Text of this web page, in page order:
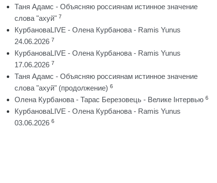
Таня Адамс - Объясняю россиянам истинное значение
слова "ахуй" 7
КурбановаLIVE - Олена Курбанова - Ramis Yunus
24.06.2026 7
КурбановаLIVE - Олена Курбанова - Ramis Yunus
17.06.2026 7
Таня Адамс - Объясняю россиянам истинное значение
слова "ахуй" (продолжение) 6
Олена Курбанова - Тарас Березовець - Велике Інтервью 6
КурбановаLIVE - Олена Курбанова - Ramis Yunus
03.06.2026 6